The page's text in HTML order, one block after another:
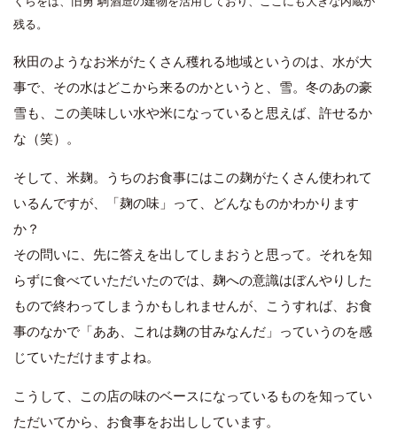
残る。
秋田のようなお米がたくさん穫れる地域というのは、水が大
事で、その水はどこから来るのかというと、雪。冬のあの豪
雪も、この美味しい水や米になっていると思えば、許せるか
な（笑）。
そして、米麹。うちのお食事にはこの麹がたくさん使われて
いるんですが、「麹の味」って、どんなものかわかります
か？
その問いに、先に答えを出してしまおうと思って。それを知
らずに食べていただいたのでは、麹への意識はぼんやりした
もので終わってしまうかもしれませんが、こうすれば、お食
事のなかで「ああ、これは麹の甘みなんだ」っていうのを感
じていただけますよね。
こうして、この店の味のベースになっているものを知ってい
ただいてから、お食事をお出ししています。